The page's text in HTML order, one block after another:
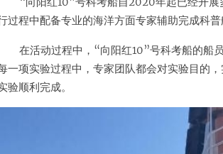
过程中配备专业的海洋方面专家辅助完成科
在活动过程中，“向阳红10”号科考船的船
一项实验过程中，专家团队都会对实验目的
验顺利完成。